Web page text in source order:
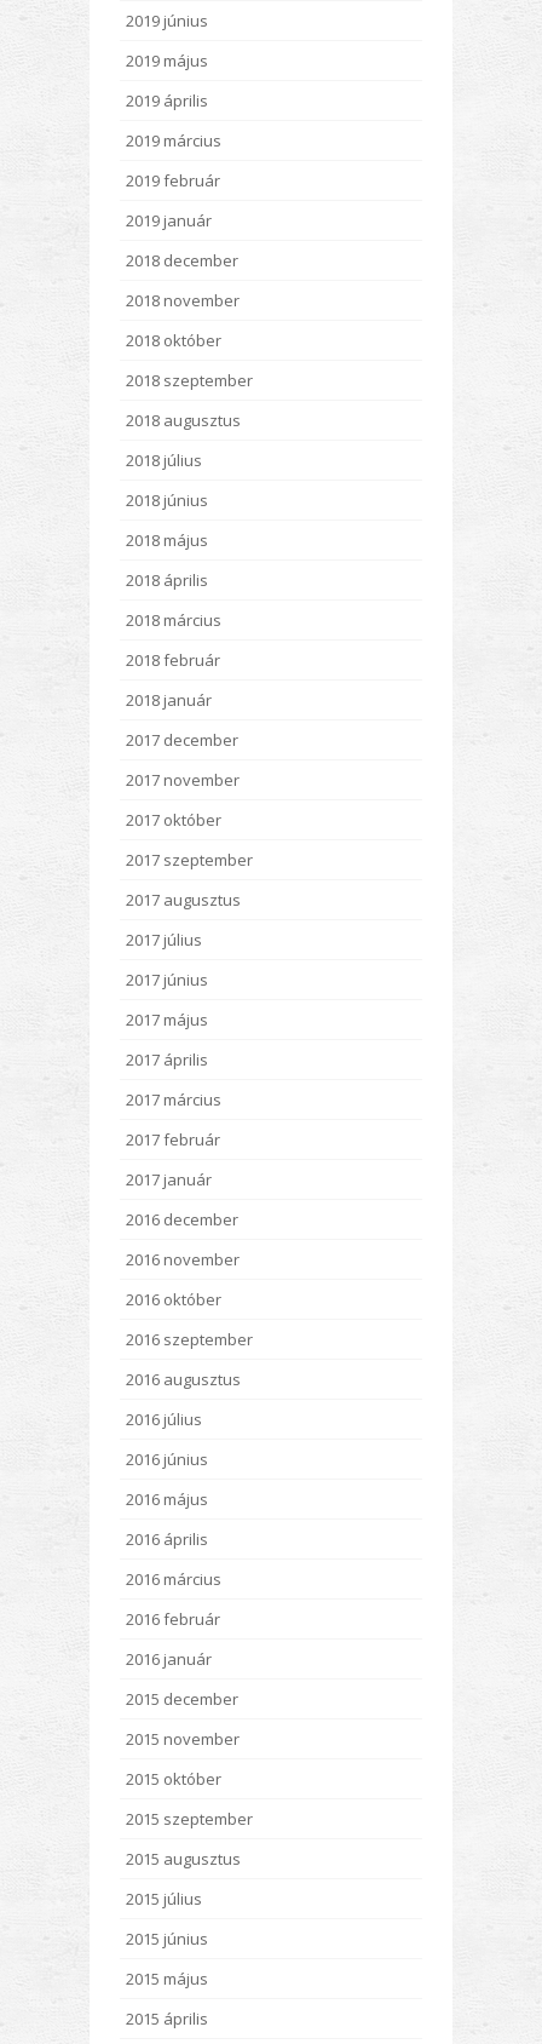
2019 június
2019 május
2019 április
2019 március
2019 február
2019 január
2018 december
2018 november
2018 október
2018 szeptember
2018 augusztus
2018 július
2018 június
2018 május
2018 április
2018 március
2018 február
2018 január
2017 december
2017 november
2017 október
2017 szeptember
2017 augusztus
2017 július
2017 június
2017 május
2017 április
2017 március
2017 február
2017 január
2016 december
2016 november
2016 október
2016 szeptember
2016 augusztus
2016 július
2016 június
2016 május
2016 április
2016 március
2016 február
2016 január
2015 december
2015 november
2015 október
2015 szeptember
2015 augusztus
2015 július
2015 június
2015 május
2015 április